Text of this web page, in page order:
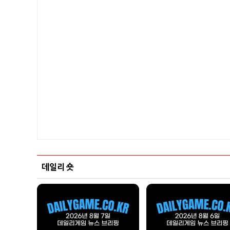
데일리 숏